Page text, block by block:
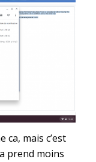
ca, mais c’est
prend moins